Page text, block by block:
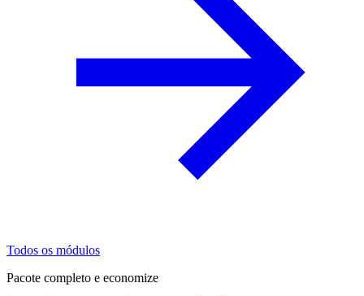
Todos os módulos
Pacote completo e economize